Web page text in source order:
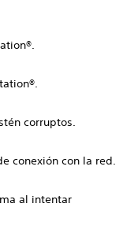
corruptos.
conexión con la red.
al intentar